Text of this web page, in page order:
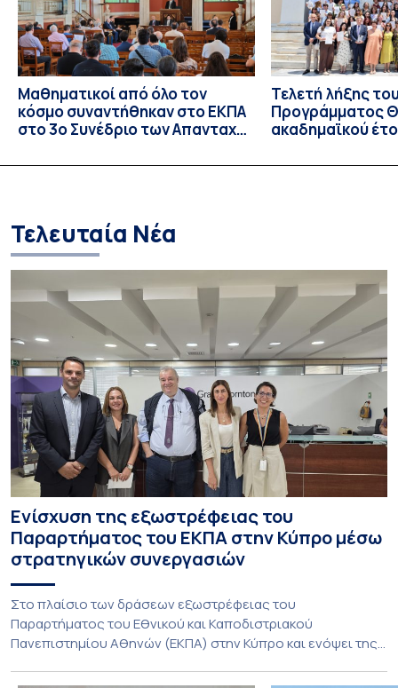
Μαθηματικοί από όλο τον
κόσμο συναντήθηκαν στο ΕΚΠΑ
στο 3ο Συνέδριο των Απανταχού
Τελετή λήξης
Προγράμματος
ακαδημαϊκού
Σπουδών στους
Τελευταία Νέα
Ενίσχυση της εξωστρέφειας του
Παραρτήματος του ΕΚΠΑ στην Κύπρο μέσω
στρατηγικών συνεργασιών
Στο πλαίσιο των δράσεων εξωστρέφειας του
Παραρτήματος του Εθνικού και Καποδιστριακού
Πανεπιστημίου Αθηνών (ΕΚΠΑ) στην Κύπρο και ενόψει της
Τμήματος Οικονομικών Επιστημών και του Τμήματος